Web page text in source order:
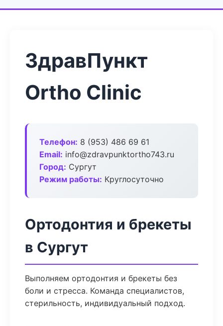
ЗдравПункт
Ortho Clinic
Телефон: 8 (953) 486 69 61
Email: info@zdravpunktortho743.ru
Город: Сургут
Режим работы: Круглосуточно
Ортодонтия и брекеты
в Сургут
Выполняем ортодонтия и брекеты без
боли и стресса. Команда специалистов,
стерильность, индивидуальный подход.